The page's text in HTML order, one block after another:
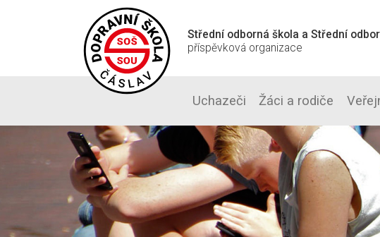
Střední odborná škola a Střední
příspěvková organizace
Uchazeči Žáci a rodiče